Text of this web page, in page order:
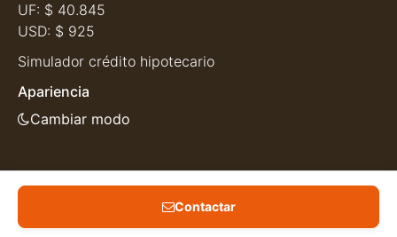
Contactar
UF: $ 40.845
USD: $ 925
Simulador crédito hipotecario
Apariencia
Cambiar modo